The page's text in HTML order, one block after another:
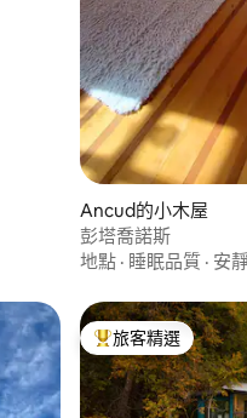
Ancud的小木屋
彭塔喬諾斯
地點 · 睡眠品質 · 安
旅客精選榜首
旅客精選